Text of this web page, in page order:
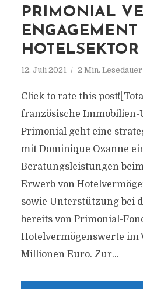
PRIMONIAL
ENGAGEMENT
HOTELSEKTOR
12. Juli 2021 2 Min. Lesedauer
Click to rate this
französische
Primonial geht eine
mit Dominique Ozanne
Beratungsleistungen
Erwerb von
sowie Unterstützung bei
bereits von Primonial-
Hotelvermögenswerte im
Millionen Euro. Zur...